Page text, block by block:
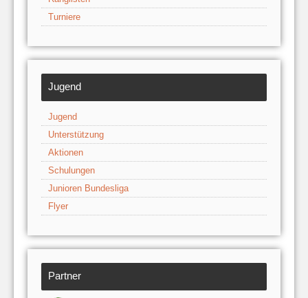
Turniere
Jugend
Jugend
Unterstützung
Aktionen
Schulungen
Junioren Bundesliga
Flyer
Partner